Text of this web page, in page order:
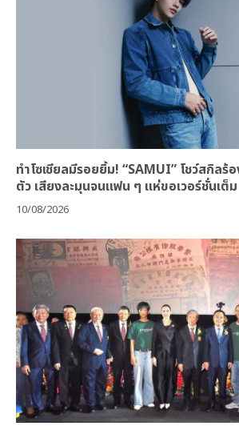
ทำโซเชียลมีรอยยิ้ม! “SAMUI” โชว์สกิลร้
ตัว เสียงละมุนจนแฟน ๆ แห่ขอเวอร์ชั่นเต็ม
10/08/2026